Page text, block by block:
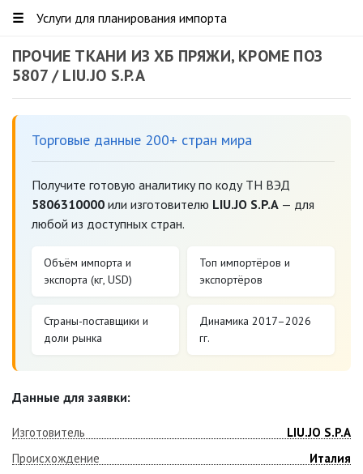
☰ Услуги для планирования импорта
ПРОЧИЕ ТКАНИ ИЗ ХБ ПРЯЖИ, КРОМЕ ПОЗ
5807 / LIU.JO S.P.A
Торговые данные 200+ стран мира
Получите готовую аналитику по коду ТН ВЭД
5806310000 или изготовителю LIU.JO S.P.A — для
любой из доступных стран.
Объём импорта и
экспорта (кг, USD)
Топ импортёров и
экспортёров
Страны-поставщики и
доли рынка
Динамика 2017–2026
гг.
Данные для заявки:
Изготовитель
LIU.JO S.P.A
Происхождение
Италия